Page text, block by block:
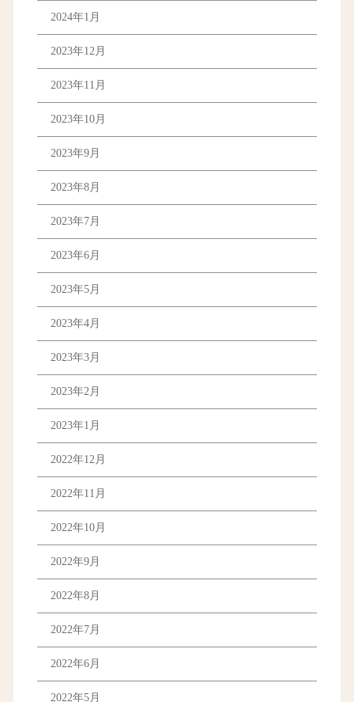
2024年1月
2023年12月
2023年11月
2023年10月
2023年9月
2023年8月
2023年7月
2023年6月
2023年5月
2023年4月
2023年3月
2023年2月
2023年1月
2022年12月
2022年11月
2022年10月
2022年9月
2022年8月
2022年7月
2022年6月
2022年5月